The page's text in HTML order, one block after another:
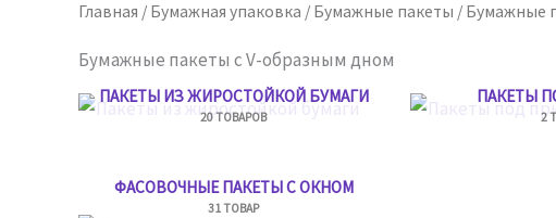
Главная / Бумажная упаковка / Бумажные пакеты / Бумажные
Бумажные пакеты с V-образным дном
ПАКЕТЫ ИЗ ЖИРОСТОЙКОЙ БУМАГИ
20 ТОВАРОВ
ПАКЕТЫ
2
ФАСОВОЧНЫЕ ПАКЕТЫ С ОКНОМ
31 ТОВАР